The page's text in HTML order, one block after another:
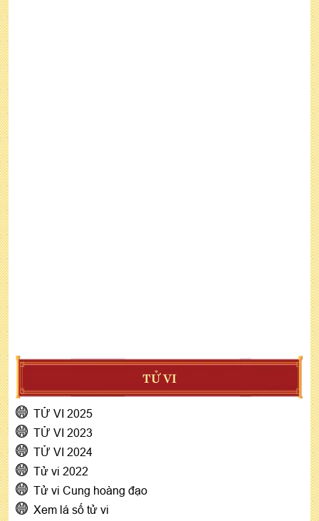
TỬ VI
TỬ VI 2025
TỬ VI 2023
TỬ VI 2024
Tử vi 2022
Tử vi Cung hoàng đạo
Xem lá số tử vi